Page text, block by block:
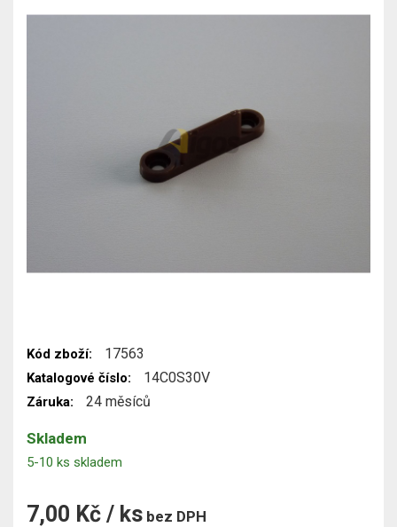
Kód zboží: 17563
Katalogové číslo: 14C0S30V
Záruka: 24 měsíců
Skladem
5-10 ks skladem
7,00 Kč / ks bez DPH